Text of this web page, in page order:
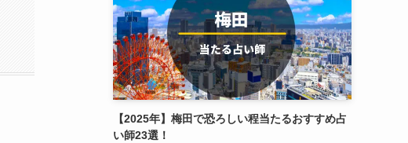
【2025年】梅田で恐ろしい程当たるおすすめ占
い師23選！